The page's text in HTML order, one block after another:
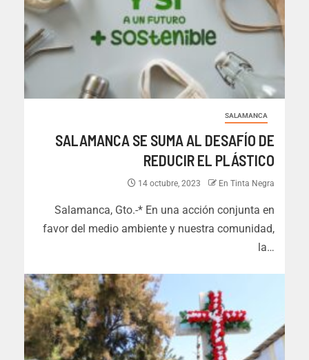
SALAMANCA
SALAMANCA SE SUMA AL DESAFÍO DE
REDUCIR EL PLÁSTICO
14 octubre, 2023 En Tinta Negra
Salamanca, Gto.-* En una acción conjunta en
favor del medio ambiente y nuestra comunidad,
la…